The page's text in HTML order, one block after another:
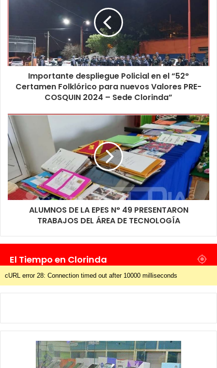
Importante despliegue Policial en el “52°
Certamen Folklórico para nuevos Valores PRE-
COSQUIN 2024 – Sede Clorinda”
ALUMNOS DE LA EPES N° 49 PRESENTARON
TRABAJOS DEL ÁREA DE TECNOLOGÍA
El Tiempo en Clorinda
cURL error 28: Connection timed out after 10000 milliseconds